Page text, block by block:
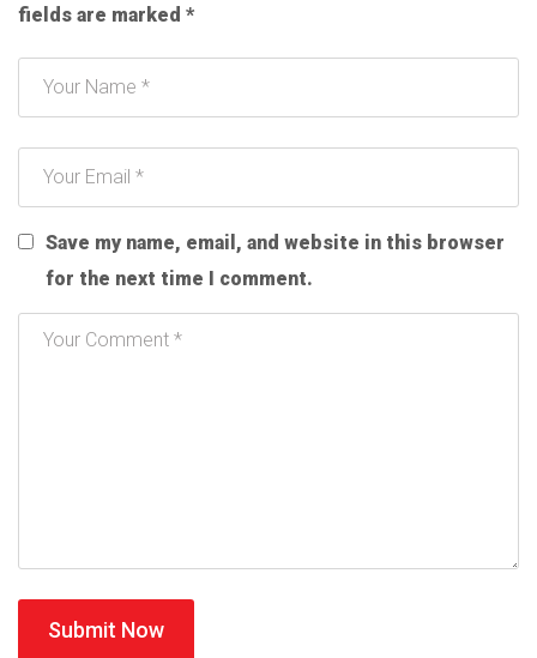
fields are marked *
Save my name, email, and website in this browser
for the next time I comment.
Submit Now